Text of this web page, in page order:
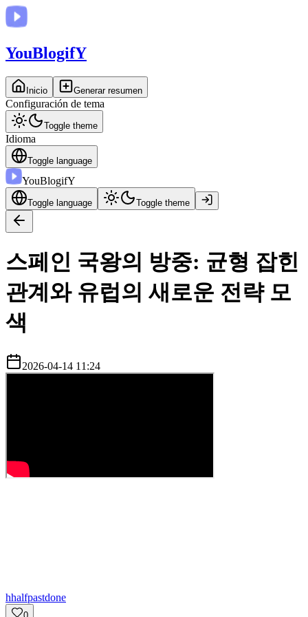
YouBlogifY
Inicio Generar resumen
Configuración de tema
Toggle theme
Idioma
Toggle language
YouBlogifY
Toggle language Toggle theme
스페인 국왕의 방중: 균형 잡힌
관계와 유럽의 새로운 전략 모
색
2026-04-14 11:24
hhalfpastdone